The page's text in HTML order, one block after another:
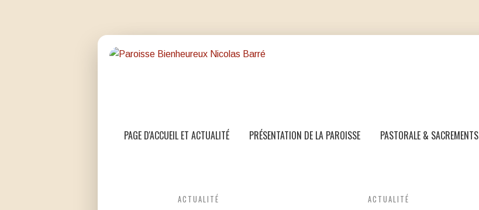
PAGE D'ACCUEIL ET ACTUALITÉ PRÉSENTATION DE LA PAROISSE PASTORALE & SACREMENTS
ACTUALITÉ ACTUALITÉ